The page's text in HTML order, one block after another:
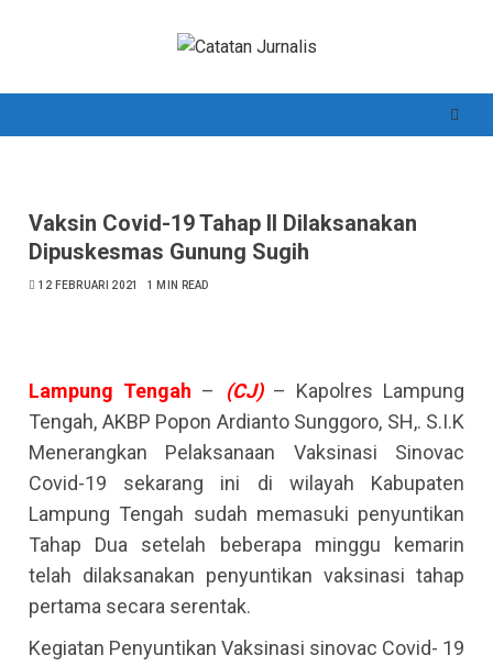
Vaksin Covid-19 Tahap II Dilaksanakan
Dipuskesmas Gunung Sugih
12 FEBRUARI 2021 1 MIN READ
Lampung Tengah – (CJ)– Kapolres Lampung
Tengah, AKBP Popon Ardianto Sunggoro, SH,. S.I.K
Menerangkan Pelaksanaan Vaksinasi Sinovac
Covid-19 sekarang ini di wilayah Kabupaten
Lampung Tengah sudah memasuki penyuntikan
Tahap Dua setelah beberapa minggu kemarin
telah dilaksanakan penyuntikan vaksinasi tahap
pertama secara serentak.
Kegiatan Penyuntikan Vaksinasi sinovac Covid- 19